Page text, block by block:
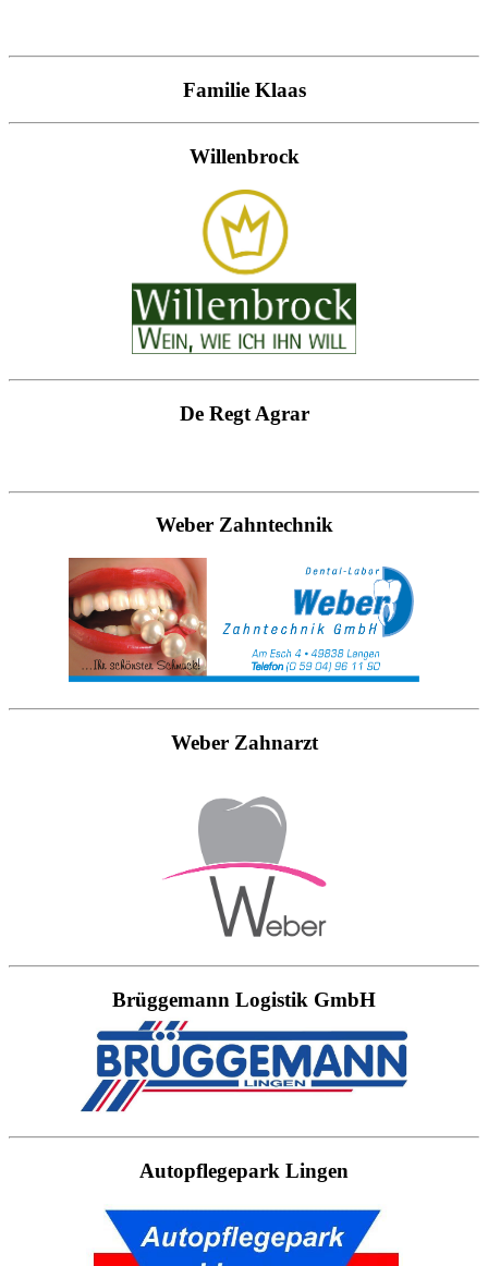
Familie Klaas
Willenbrock
De Regt Agrar
Weber Zahntechnik
Weber Zahnarzt
Brüggemann Logistik GmbH
Autopflegepark Lingen